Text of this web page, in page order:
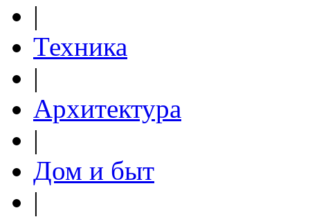
|
Техника
|
Архитектура
|
Дом и быт
|